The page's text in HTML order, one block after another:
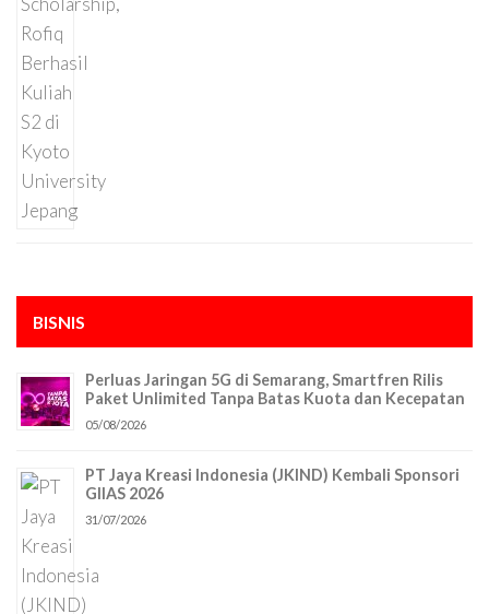
BISNIS
Perluas Jaringan 5G di Semarang, Smartfren Rilis
Paket Unlimited Tanpa Batas Kuota dan Kecepatan
05/08/2026
PT Jaya Kreasi Indonesia (JKIND) Kembali Sponsori
GIIAS 2026
31/07/2026